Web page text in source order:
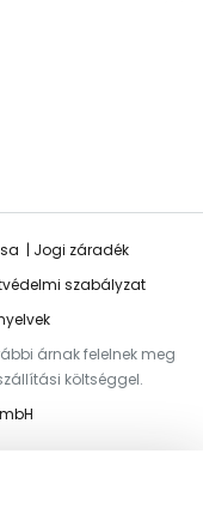
Jogi záradék
szabályzat
árnak felelnek meg
költséggel.